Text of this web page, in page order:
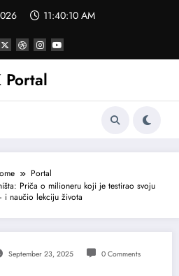
11:40:13 AM
Portal
Portal
Priča o milioneru koji je testirao svoju
i naučio lekciju života
September 23, 2025 0 Comments